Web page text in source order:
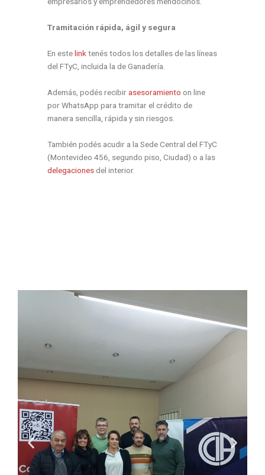
Tramitación rápida, ágil y segura
En estelink tenés todos los detalles de las líneas
del FTyC incluida la deGanadería
Además, podés recibirasesoramiento on line
por WhatsApp para tramitar el crédito de
manera sencilla, rápida y sin riesgos.
También podés acudir a la Sede Central del FTyC
(Montevideo 456, segundo piso, Ciudad) o a las
delegacionesdel interior.